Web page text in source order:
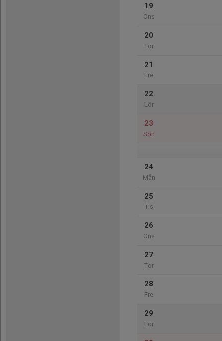
19
Ons
20
Tor
21
Fre
22
Lör
23
Sön
24
Mån
25
Tis
26
Ons
27
Tor
28
Fre
29
Lör